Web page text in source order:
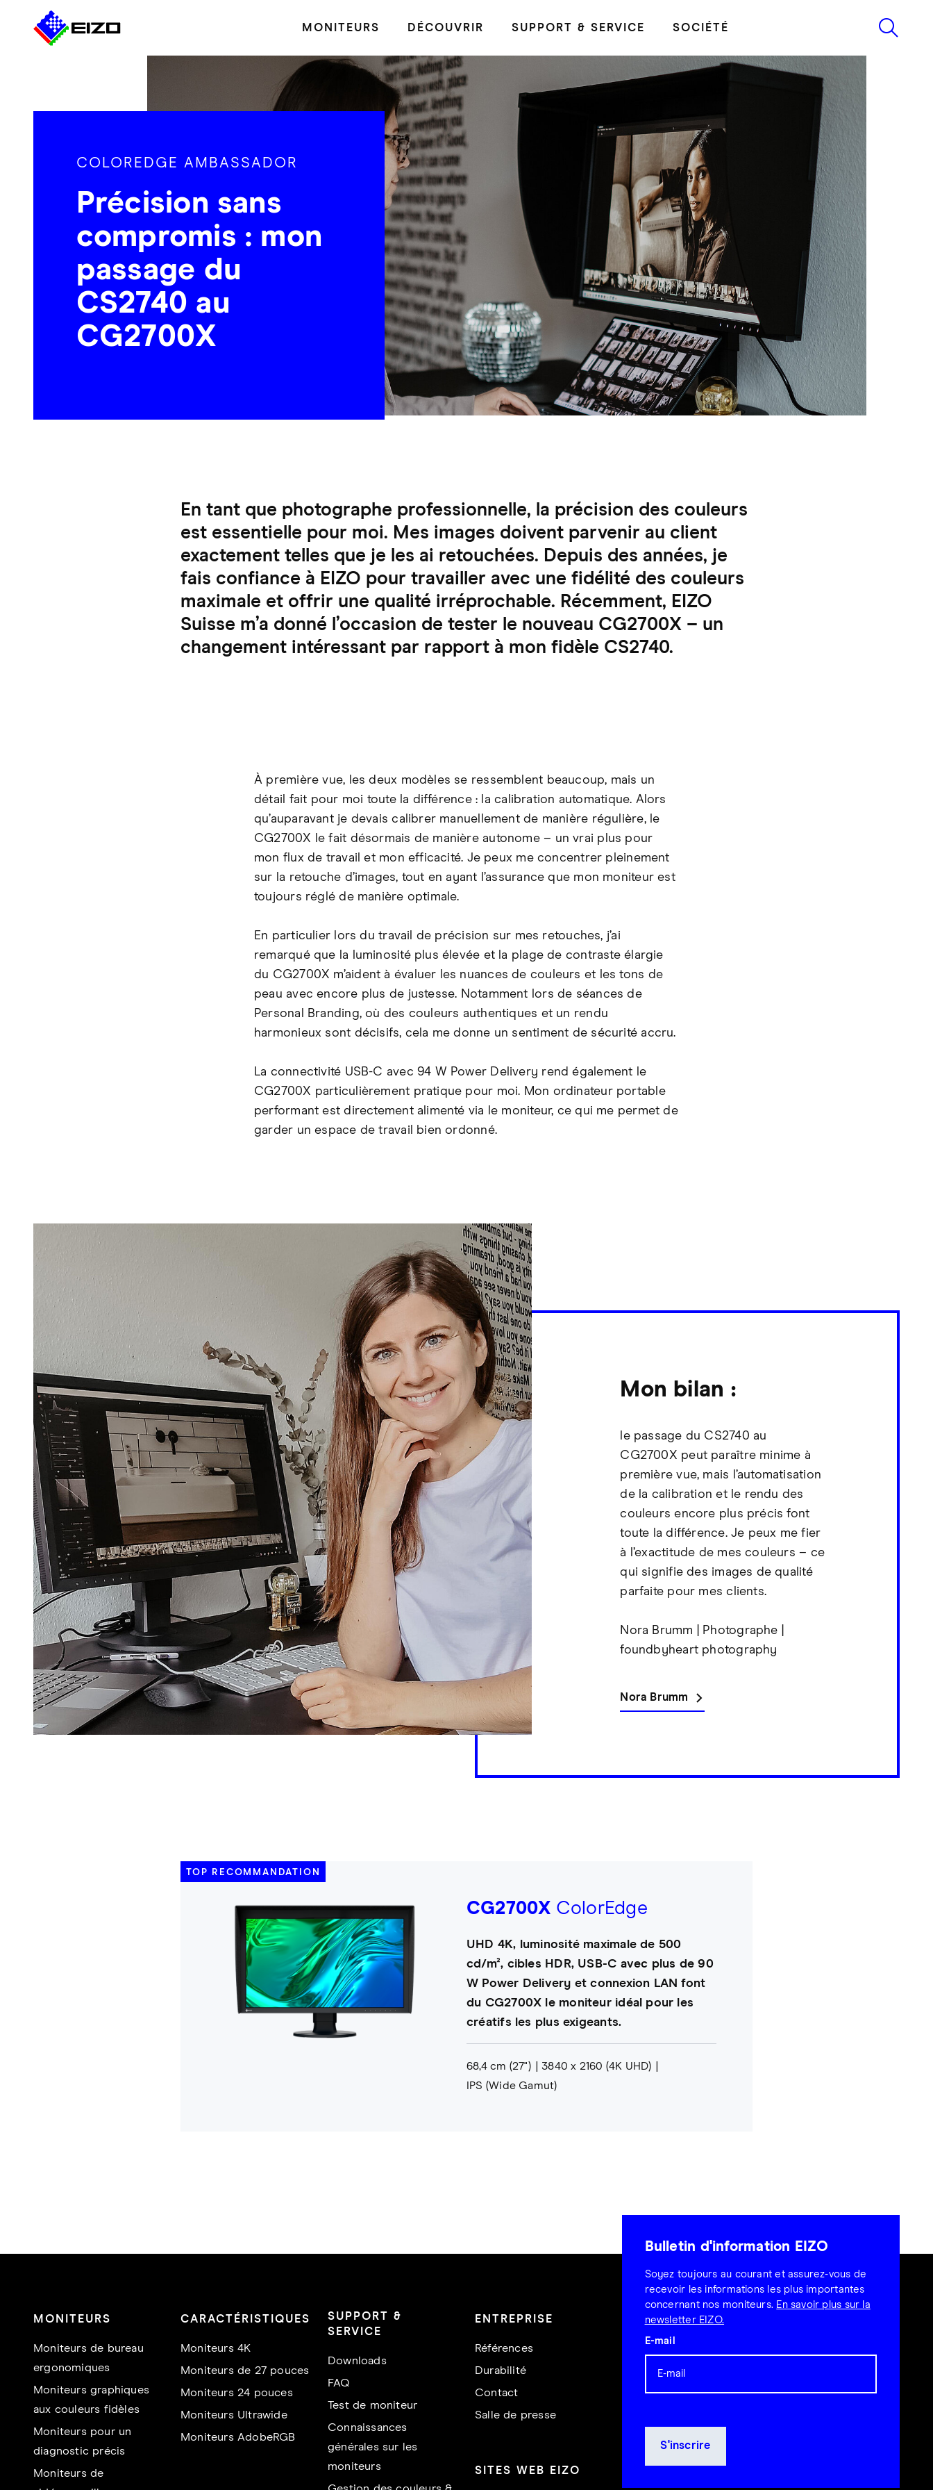
MONITEURS DÉCOUVRIR SUPPORT & SERVICE SOCIÉTÉ
COLOREDGE AMBASSADOR
Précision sans
compromis : mon
passage du
CS2740 au
CG2700X
En tant que photographe professionnelle, la précision des couleurs
est essentielle pour moi. Mes images doivent parvenir au client
exactement telles que je les ai retouchées. Depuis des années, je
fais confiance à EIZO pour travailler avec une fidélité des couleurs
maximale et offrir une qualité irréprochable. Récemment, EIZO
Suisse m’a donné l’occasion de tester le nouveau CG2700X – un
changement intéressant par rapport à mon fidèle CS2740.
À première vue, les deux modèles se ressemblent beaucoup, mais un
détail fait pour moi toute la différence : la calibration automatique. Alors
qu’auparavant je devais calibrer manuellement de manière régulière, le
CG2700X le fait désormais de manière autonome – un vrai plus pour
mon flux de travail et mon efficacité. Je peux me concentrer pleinement
sur la retouche d’images, tout en ayant l’assurance que mon moniteur est
toujours réglé de manière optimale.
En particulier lors du travail de précision sur mes retouches, j’ai
remarqué que la luminosité plus élevée et la plage de contraste élargie
du CG2700X m’aident à évaluer les nuances de couleurs et les tons de
peau avec encore plus de justesse. Notamment lors de séances de
Personal Branding, où des couleurs authentiques et un rendu
harmonieux sont décisifs, cela me donne un sentiment de sécurité accru.
La connectivité USB-C avec 94 W Power Delivery rend également le
CG2700X particulièrement pratique pour moi. Mon ordinateur portable
performant est directement alimenté via le moniteur, ce qui me permet de
garder un espace de travail bien ordonné.
Mon bilan :
le passage du CS2740 au
CG2700X peut paraître minime à
première vue, mais l’automatisation
de la calibration et le rendu des
couleurs encore plus précis font
toute la différence. Je peux me fier
à l’exactitude de mes couleurs – ce
qui signifie des images de qualité
parfaite pour mes clients.
Nora Brumm | Photographe |
foundbyheart photography
Nora Brumm
TOP RECOMMANDATION
CG2700X ColorEdge
UHD 4K, luminosité maximale de 500
cd/m², cibles HDR, USB-C avec plus de 90
W Power Delivery et connexion LAN font
du CG2700X le moniteur idéal pour les
créatifs les plus exigeants.
68,4 cm (27")
3840 x 2160 (4K UHD)
IPS (Wide Gamut)
Bulletin d'information EIZO
Soyez toujours au courant et assurez-vous de
recevoir les informations les plus importantes
concernant nos moniteurs. En savoir plus sur la
newsletter EIZO.
E-mail
MONITEURS
Moniteurs de bureau
ergonomiques
Moniteurs graphiques
aux couleurs fidèles
Moniteurs pour un
diagnostic précis
Moniteurs de
CARACTÉRISTIQUES
Moniteurs 4K
Moniteurs de 27 pouces
Moniteurs 24 pouces
Moniteurs Ultrawide
Moniteurs AdobeRGB
SUPPORT &
SERVICE
Downloads
FAQ
Test de moniteur
Connaissances
générales sur les
moniteurs
ENTREPRISE
Références
Durabilité
Contact
Salle de presse
SITES WEB EIZO